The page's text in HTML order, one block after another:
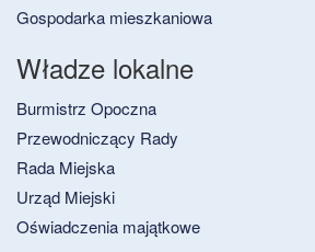
Gospodarka mieszkaniowa
Władze lokalne
Burmistrz Opoczna
Przewodniczący Rady
Rada Miejska
Urząd Miejski
Oświadczenia majątkowe